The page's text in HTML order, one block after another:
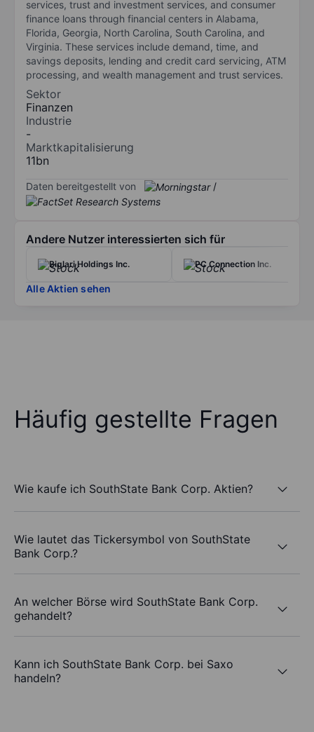
services, trust and investment services, and consumer
finance loans through financial centers in Alabama,
Florida, Georgia, North Carolina, South Carolina, and
Virginia. These services include demand, time, and
savings deposits, lending and credit card servicing, ATM
processing, and wealth management and trust services.
Sektor
Finanzen
Industrie
-
Marktkapitalisierung
11bn
Daten bereitgestellt von /
Andere Nutzer interessierten sich für
Biglari Holdings Inc. PC Connection Inc.
Alle Aktien sehen
Häufig gestellte Fragen
Wie kaufe ich SouthState Bank Corp. Aktien?
Wie lautet das Tickersymbol von SouthState
Bank Corp.?
An welcher Börse wird SouthState Bank Corp.
gehandelt?
Kann ich SouthState Bank Corp. bei Saxo
handeln?